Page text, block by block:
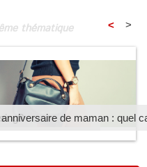
thématique < >
anniversaire de maman : quel